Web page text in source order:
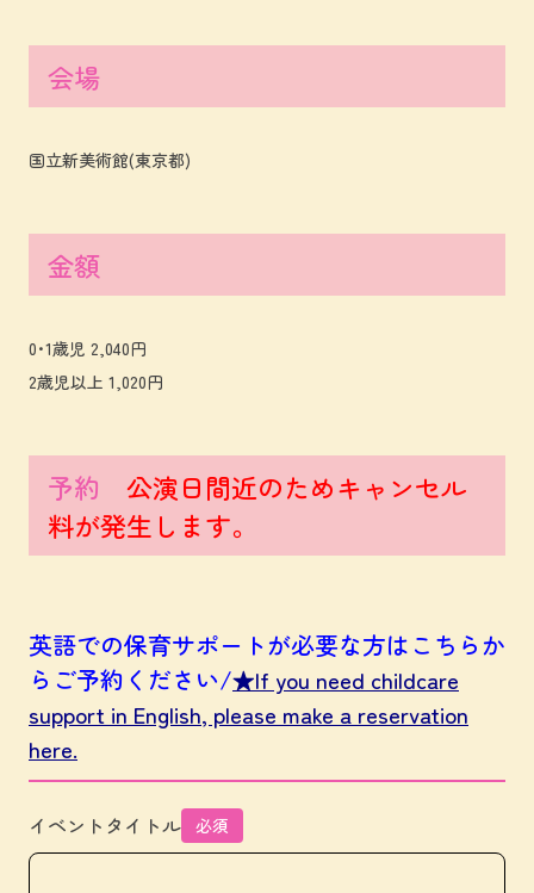
会場
国立新美術館(東京都)
金額
0･1歳児 2,040円
2歳児以上 1,020円
予約 公演日間近のためキャンセル
料が発生します。
英語での保育サポートが必要な方はこちらか
らご予約ください/★If you need childcare
support in English, please make a reservation
here.
イベントタイトル 必須